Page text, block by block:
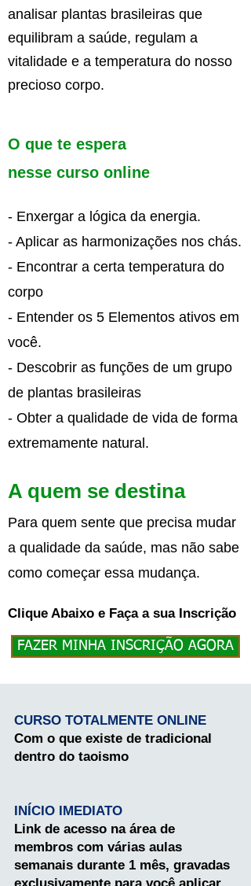
analisar plantas brasileiras que
equilibram a saúde, regulam a
vitalidade e a temperatura do nosso
precioso corpo.
O que te espera
nesse curso online
- Enxergar a lógica da energia.
- Aplicar as harmonizações nos chás.
- Encontrar a certa temperatura do
corpo
- Entender os 5 Elementos ativos em
você.
- Descobrir as funções de um grupo
de plantas brasileiras
- Obter a qualidade de vida de forma
extremamente natural.
A quem se destina
Para quem sente que precisa mudar
a qualidade da saúde, mas não sabe
como começar essa mudança.
Clique Abaixo e Faça a sua Inscrição
FAZER MINHA INSCRIÇÃO AGORA
CURSO TOTALMENTE ONLINE
Com o que existe de tradicional
dentro do taoismo
INÍCIO IMEDIATO
Link de acesso na área de
membros com várias aulas
semanais durante 1 mês, gravadas